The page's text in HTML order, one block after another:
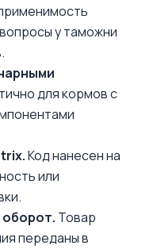
у таможни
для кормов с
Код нанесен на
или
оборот. Товар
переданы в